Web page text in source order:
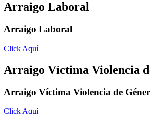
Arraigo Laboral
Arraigo Laboral
Click Aquí
Arraigo Víctima Violencia
Arraigo Víctima Violencia de
Click Aquí